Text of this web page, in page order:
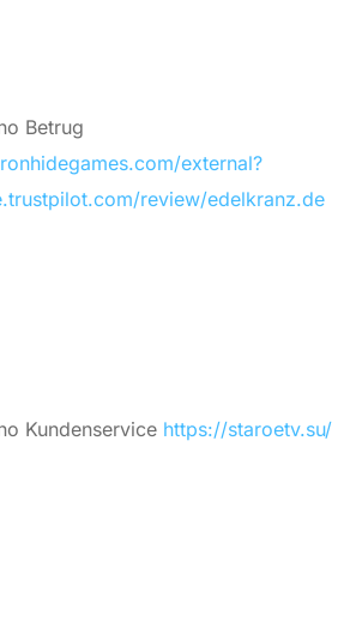
Betrug
external?
review/edelkranz.de
Kundenservice https://staroetv.su/